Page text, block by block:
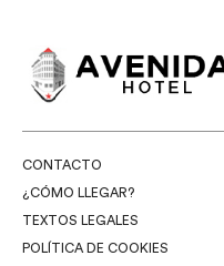
CONTACTO
¿CÓMO LLEGAR?
TEXTOS LEGALES
POLÍTICA DE COOKIES